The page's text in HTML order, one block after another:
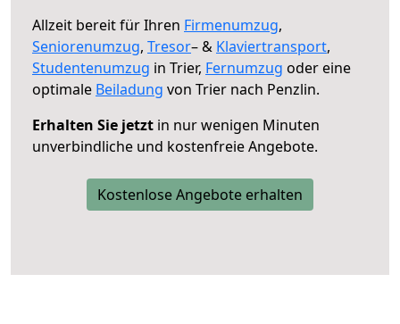
Allzeit bereit für Ihren Firmenumzug,
Seniorenumzug, Tresor– & Klaviertransport,
Studentenumzug in Trier, Fernumzug oder eine
optimale Beiladung von Trier nach Penzlin.
Erhalten Sie jetzt in nur wenigen Minuten
unverbindliche und kostenfreie Angebote.
Kostenlose Angebote erhalten